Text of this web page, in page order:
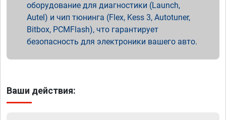
оборудование для диагностики (Launch,
Autel) и чип тюнинга (Flex, Kess 3, Autotuner,
Bitbox, PCMFlash), что гарантирует
безопасность для электроники вашего авто.
Ваши действия: